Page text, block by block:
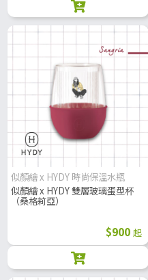
似顏繪 x HYDY 時尚保溫水瓶
似顏繪 x HYDY 雙層玻璃蛋型杯
（桑格莉亞）
$900 起